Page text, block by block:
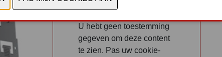
U hebt geen toestemming
gegeven om deze content
te zien. Pas uw cookie-